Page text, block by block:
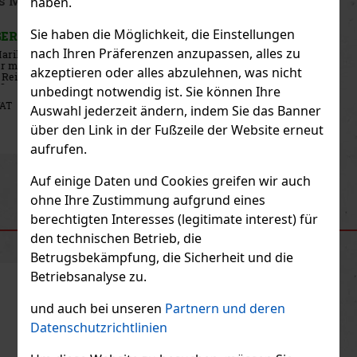
Sie haben die Möglichkeit, die Einstellungen
nach Ihren Präferenzen anzupassen, alles zu
akzeptieren oder alles abzulehnen, was nicht
unbedingt notwendig ist. Sie können Ihre
Auswahl jederzeit ändern, indem Sie das Banner
über den Link in der Fußzeile der Website erneut
aufrufen.
Auf einige Daten und Cookies greifen wir auch
ohne Ihre Zustimmung aufgrund eines
berechtigten Interesses (legitimate interest) für
den technischen Betrieb, die
Betrugsbekämpfung, die Sicherheit und die
Betriebsanalyse zu.
und auch bei unseren Partnern und deren
Datenschutzrichtlinien
AUF LAGER (> 5 st)
Horvath's Pistazien-Creme-Likör Vegan ist ein zarter Pistazien-
Creme-Likör mit einem eleganten nussigen Geschmack und einer
ausgesprochen samtigen Konsistenz. Sein Charakter basiert auf
edlen Pistaziennoten, die modern, zart und zugleich ausreichend
9.91€ ohne VAT
Bestellen
Previous Next
EMPFOHLENE PRODUKTE